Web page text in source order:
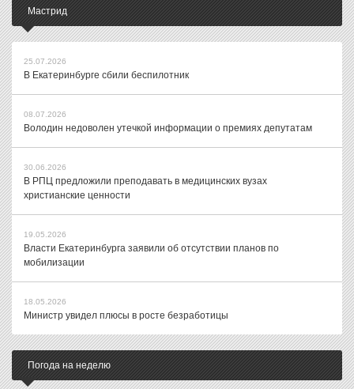
Мастрид
25.07.2026
В Екатеринбурге сбили беспилотник
08.07.2026
Володин недоволен утечкой информации о премиях депутатам
30.06.2026
В РПЦ предложили преподавать в медицинских вузах
христианские ценности
19.05.2026
Власти Екатеринбурга заявили об отсутствии планов по
мобилизации
18.05.2026
Министр увидел плюсы в росте безработицы
Погода на неделю